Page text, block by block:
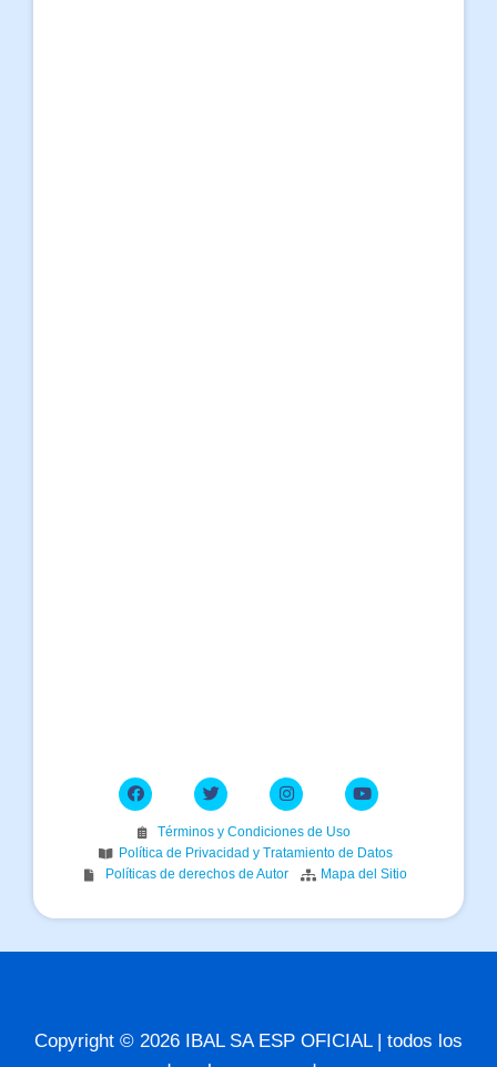
Términos y Condiciones de Uso
Política de Privacidad y Tratamiento de Datos
Políticas de derechos de Autor
Mapa del Sitio
Copyright © 2026 IBAL SA ESP OFICIAL | todos los